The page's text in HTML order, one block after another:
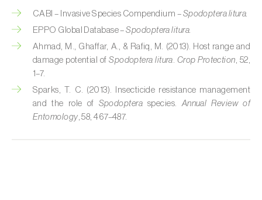
Coleópteros de grandes dimensiones
Coleópteros de pequeñas dimensiones
C. duodecimpunctata
Cuerado (Agrotis saucia
CABI – Invasive Species Compendium – Spodoptera litura.
EPPO Global Database –Spodoptera litura.
Ahmad, M., Ghaffar, A., & Rafiq, M. (2013). Host range and
damage potential ofSpodoptera litura Crop Protection , 52,
1–7.
Sparks, T. C. (2013). Insecticide resistance management
and the role of Spodoptera species. Annual Review of
Entomology , 58, 467–487.